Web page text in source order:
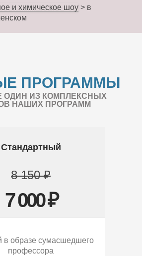
и химическое шоу > в
ПРОГРАММЫ
ОДИН ИЗ КОМПЛЕКСНЫХ
НАШИХ ПРОГРАММ
Стандартный
8 150 ₽
7 000 ₽
в образе сумасшедшего
профессора